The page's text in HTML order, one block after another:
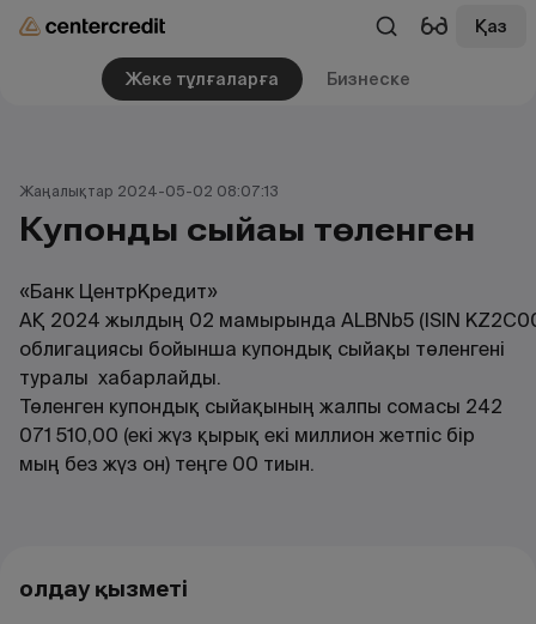
Қаз
Жеке тұлғаларға Бизнеске
Жаңалықтар 2024-05-02 08:07:13
Купондық сыйақы төленген
«Банк ЦентрКредит»
АҚ 2024 жылдың 02 мамырында ALBNb5 (ISIN
облигациясы бойынша купондық сыйақы төленгені
туралы хабарлайды.
Төленген купондық сыйақының жалпы сомасы 242
071 510,00 (екі жүз қырық екі миллион жетпіс бір
мың без жүз он) теңге 00 тиын.
Қолдау қызметі